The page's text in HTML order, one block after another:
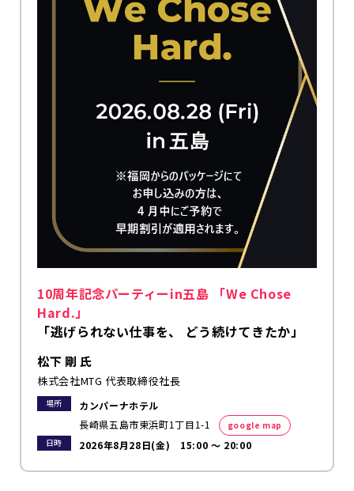
10周年記念パーティーin五島 「We Chose
Hard.」
「逃げられない仕事を、 どう続けてきたか」
松下 剛 氏
株式会社MTG 代表取締役社長
場所
カンパーナホテル
長崎県五島市東浜町1丁目1-1
google map
日時
2026年8月28日(金) 15:00 〜 20:00